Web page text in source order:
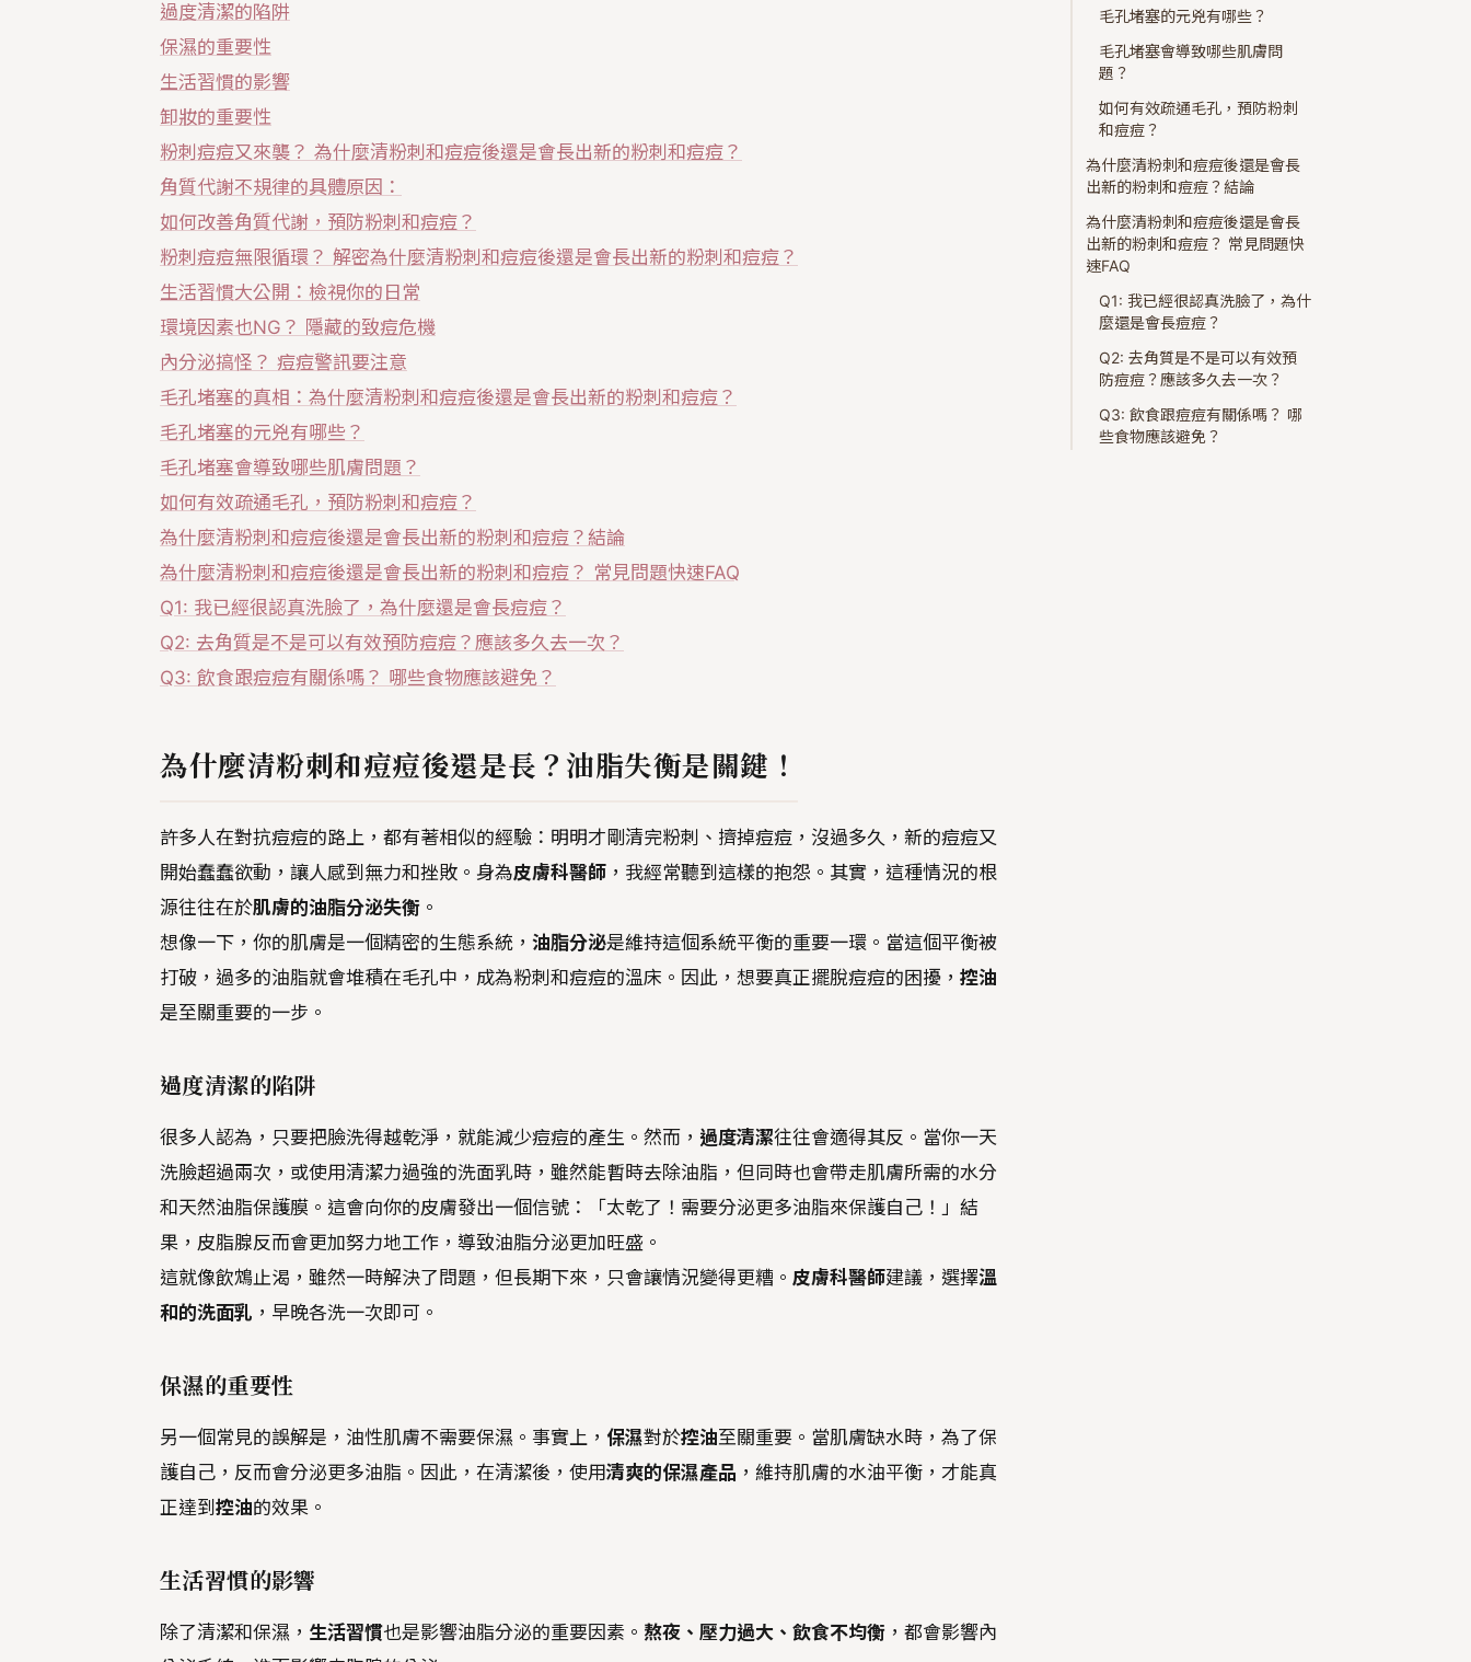
過度清潔的陷阱
保濕的重要性
生活習慣的影響
卸妝的重要性
粉刺痘痘又來襲？ 為什麼清粉刺和痘痘後還是會長出新的粉刺和痘痘？
角質代謝不規律的具體原因：
如何改善角質代謝，預防粉刺和痘痘？
粉刺痘痘無限循環？ 解密為什麼清粉刺和痘痘後還是會長出新的粉刺和痘痘？
生活習慣大公開：檢視你的日常
環境因素也NG？ 隱藏的致痘危機
內分泌搞怪？ 痘痘警訊要注意
毛孔堵塞的真相：為什麼清粉刺和痘痘後還是會長出新的粉刺和痘痘？
毛孔堵塞的元兇有哪些？
毛孔堵塞會導致哪些肌膚問題？
如何有效疏通毛孔，預防粉刺和痘痘？
為什麼清粉刺和痘痘後還是會長出新的粉刺和痘痘？結論
為什麼清粉刺和痘痘後還是會長出新的粉刺和痘痘？ 常見問題快速FAQ
Q1: 我已經很認真洗臉了，為什麼還是會長痘痘？
Q2: 去角質是不是可以有效預防痘痘？應該多久去一次？
Q3: 飲食跟痘痘有關係嗎？ 哪些食物應該避免？
為什麼清粉刺和痘痘後還是長？油脂失衡是關鍵！
許多人在對抗痘痘的路上，都有著相似的經驗：明明才剛清完粉刺、擠掉痘痘，沒過多久，新的痘痘又
開始蠢蠢欲動，讓人感到無力和挫敗。身為皮膚科醫師 ，我經常聽到這樣的抱怨。其實，這種情況的根
源往往在於肌膚的油脂分泌失衡 。
想像一下，你的肌膚是一個精密的生態系統， 油脂分泌是維持這個系統平衡的重要一環。當這個平衡被
打破，過多的油脂就會堆積在毛孔中，成為粉刺和痘痘的溫床。因此，想要真正擺脫痘痘的困擾， 控油
是至關重要的一步。
過度清潔的陷阱
很多人認為，只要把臉洗得越乾淨，就能減少痘痘的產生。然而， 過度清潔往往會適得其反。當你一天
洗臉超過兩次，或使用清潔力過強的洗面乳時，雖然能暫時去除油脂，但同時也會帶走肌膚所需的水分
和天然油脂保護膜。這會向你的皮膚發出一個信號：「太乾了！需要分泌更多油脂來保護自己！」結
果，皮脂腺反而會更加努力地工作，導致油脂分泌更加旺盛。
這就像飲鴆止渴，雖然一時解決了問題，但長期下來，只會讓情況變得更糟。 皮膚科醫師建議，選擇溫
和的洗面乳 ，早晚各洗一次即可。
保濕的重要性
另一個常見的誤解是，油性肌膚不需要保濕。事實上， 保濕對於控油至關重要。當肌膚缺水時，為了保
護自己，反而會分泌更多油脂。因此，在清潔後，使用清爽的保濕產品 ，維持肌膚的水油平衡，才能真
正達到控油的效果。
生活習慣的影響
除了清潔和保濕， 生活習慣也是影響油脂分泌的重要因素。 熬夜、壓力過大、飲食不均衡 ，都會影響內
毛孔堵塞的元兇有哪些？
毛孔堵塞會導致哪些肌膚問
題？
如何有效疏通毛孔，預防粉刺
和痘痘？
為什麼清粉刺和痘痘後還是會長
出新的粉刺和痘痘？結論
為什麼清粉刺和痘痘後還是會長
出新的粉刺和痘痘？ 常見問題快
速FAQ
Q1: 我已經很認真洗臉了，為什
麼還是會長痘痘？
Q2: 去角質是不是可以有效預
防痘痘？應該多久去一次？
Q3: 飲食跟痘痘有關係嗎？ 哪
些食物應該避免？